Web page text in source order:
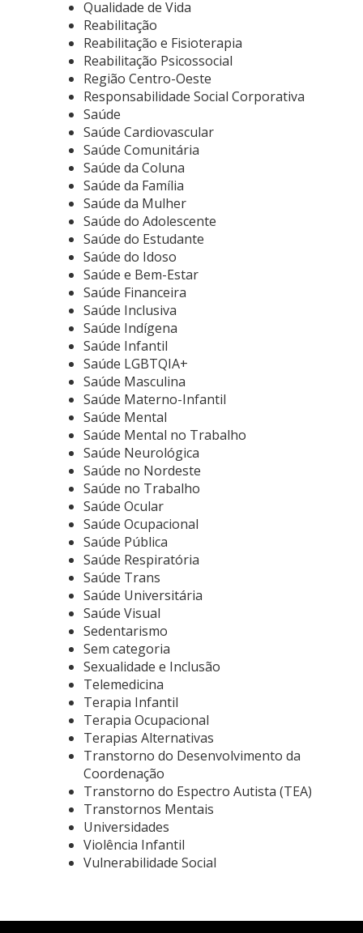
Qualidade de Vida
Reabilitação
Reabilitação e Fisioterapia
Reabilitação Psicossocial
Região Centro-Oeste
Responsabilidade Social Corporativa
Saúde
Saúde Cardiovascular
Saúde Comunitária
Saúde da Coluna
Saúde da Família
Saúde da Mulher
Saúde do Adolescente
Saúde do Estudante
Saúde do Idoso
Saúde e Bem-Estar
Saúde Financeira
Saúde Inclusiva
Saúde Indígena
Saúde Infantil
Saúde LGBTQIA+
Saúde Masculina
Saúde Materno-Infantil
Saúde Mental
Saúde Mental no Trabalho
Saúde Neurológica
Saúde no Nordeste
Saúde no Trabalho
Saúde Ocular
Saúde Ocupacional
Saúde Pública
Saúde Respiratória
Saúde Trans
Saúde Universitária
Saúde Visual
Sedentarismo
Sem categoria
Sexualidade e Inclusão
Telemedicina
Terapia Infantil
Terapia Ocupacional
Terapias Alternativas
Transtorno do Desenvolvimento da
Coordenação
Transtorno do Espectro Autista (TEA)
Transtornos Mentais
Universidades
Violência Infantil
Vulnerabilidade Social